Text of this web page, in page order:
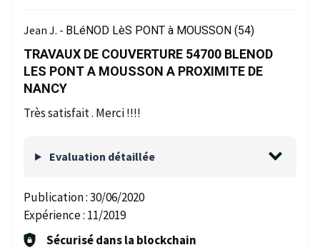
Jean J. - BLéNOD LèS PONT à MOUSSON (54)
TRAVAUX DE COUVERTURE 54700 BLENOD
LES PONT A MOUSSON A PROXIMITE DE
NANCY
Très satisfait . Merci !!!!
Evaluation détaillée
Publication :30/06/2020
Expérience : 11/2019
Sécurisé dans la blockchain